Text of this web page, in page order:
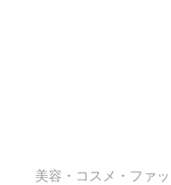
美容・コスメ・ファ